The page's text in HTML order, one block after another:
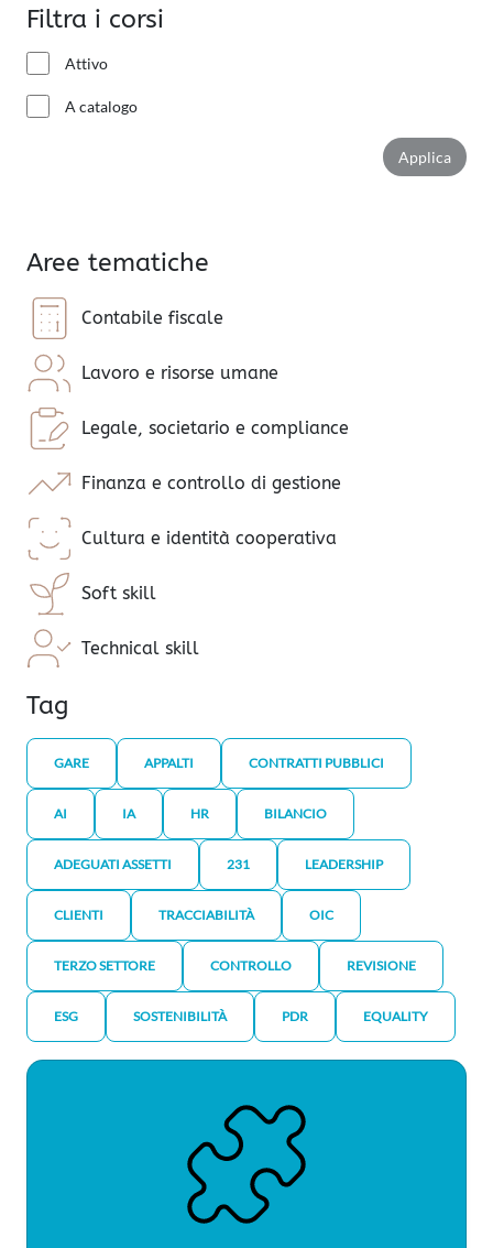
Filtra i corsi
Attivo
A catalogo
Applica
Aree tematiche
Contabile fiscale
Lavoro e risorse umane
Legale, societario e compliance
Finanza e controllo di gestione
Cultura e identità cooperativa
Soft skill
Technical skill
Tag
GARE APPALTI CONTRATTI PUBBLICI
AI IA HR BILANCIO
ADEGUATI ASSETTI 231 LEADERSHIP
CLIENTI TRACCIABILITÀ OIC
TERZO SETTORE CONTROLLO REVISIONE
ESG SOSTENIBILITÀ PDR EQUALITY